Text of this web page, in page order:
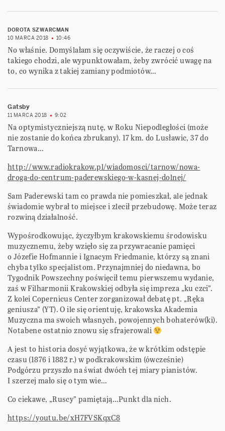
DOROTA SZWARCMAN
10 MARCA 2018
10:46
No właśnie. Domyślałam się oczywiście, że raczej o coś
takiego chodzi, ale wypunktowałam, żeby zwrócić uwagę na
to, co wynika z takiej zamiany podmiotów…
Gatsby
11 MARCA 2018 9:02
Na optymistyczniejszą nutę, w Roku Niepodległości (może
nie zostanie do końca zbrukany). 17 km. do Lusławic, 37 do
Tarnowa…
http://www.radiokrakow.pl/wiadomosci/tarnow/nowa-
droga-do-centrum-paderewskiego-w-kasnej-dolnej/
Sam Paderewski tam co prawda nie pomieszkał, ale jednak
świadomie wybrał to miejsce i zlecił przebudowę. Może teraz
rozwiną działalność.
Wypośrodkowując, życzyłbym krakowskiemu środowisku
muzycznemu, żeby wzięło się za przywracanie pamięci
o Józefie Hofmannie i Ignacym Friedmanie, którzy są znani
chyba tylko specjalistom. Przynajmniej do niedawna, bo
Tygodnik Powszechny poświęcił temu pierwszemu wydanie,
zaś w Filharmonii Krakowskiej odbyła się impreza „ku czci”.
Z kolei Copernicus Center zorganizował debatę pt. „Ręka
geniusza” (YT). O ile się orientuję, krakowska Akademia
Muzyczna ma swoich własnych, powojennych bohaterów(ki).
Notabene ostatnio znowu się sfrajerowali
A jest to historia dosyć wyjątkowa, że w krótkim odstępie
czasu (1876 i 1882 r.) w podkrakowskim (ówcześnie)
Podgórzu przyszło na świat dwóch tej miary pianistów.
I szerzej mało się o tym wie…
Co ciekawe, „Ruscy” pamiętają…Punkt dla nich.
https://youtu.be/xH7FVSKqxC8